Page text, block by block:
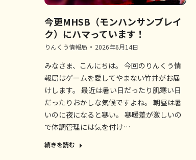
今更MHSB（モンハンサンブレイ
ク）にハマっています！
りんくう情報局 2026年6月14日
みなさま、こんにちは。 今回のりんくう情
報局はゲームを愛してやまない竹井がお届
けします。 最近は暑い日だったり肌寒い日
だったりおかしな気候ですよね。 朝昼は暑
いのに夜になると寒い。 寒暖差が激しいの
で体調管理には気を付け…
続きを読む